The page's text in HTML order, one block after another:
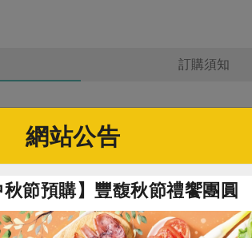
訂購須知
網站公告
秋節預購】豐馥秋節禮饗團圓